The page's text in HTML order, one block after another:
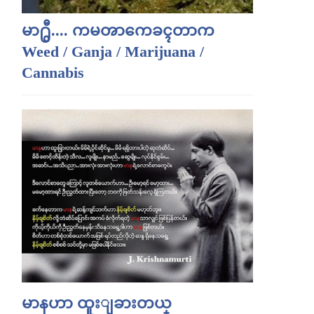
မာ႐ွီ.... ကမၻာကေခၚတာက
Weed / Ganja / Marijuana /
Cannabis
မာနဟာ ထူးျခားတယ္